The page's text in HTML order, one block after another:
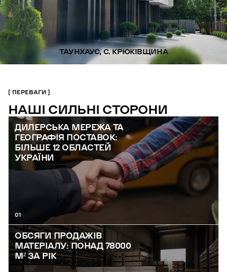
ТАУНХАУС, С. КРЮКІВЩИНА
ПЕРЕВАГИ
НАШІ СИЛЬНІ СТОРОНИ
ДИЛЕРСЬКА МЕРЕЖА ТА
ГЕОГРАФІЯ ПОСТАВОК:
БІЛЬШЕ 12 ОБЛАСТЕЙ
УКРАЇНИ
01
ОБСЯГИ ПРОДАЖІВ
МАТЕРІАЛУ: ПОНАД 78000
М² ЗА РІК